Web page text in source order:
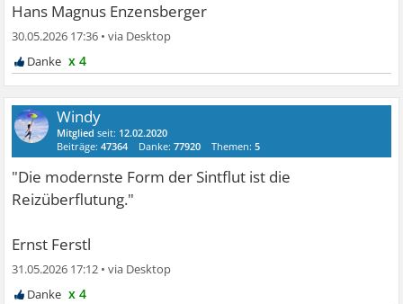
Hans Magnus Enzensberger
30.05.2026 17:36 •
x 4
Windy
Mitglied seit: 12.02.2020
Beiträge:47364 Danke:77920 Themen:5
"Die modernste Form der Sintflut ist die
Reizüberflutung."
Ernst Ferstl
31.05.2026 17:12 •
x 4